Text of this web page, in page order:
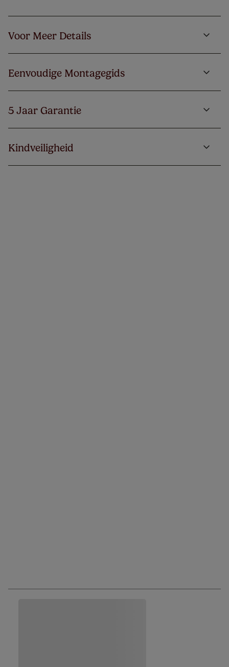
Voor Meer Details
Eenvoudige Montagegids
5 Jaar Garantie
Kindveiligheid